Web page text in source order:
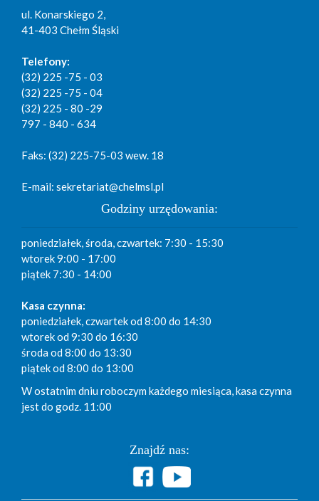
ul. Konarskiego 2,
41-403 Chełm Śląski
Telefony:
(32) 225 -75 - 03
(32) 225 -75 - 04
(32) 225 - 80 -29
797 - 840 - 634
Faks: (32) 225-75-03 wew. 18
E-mail: sekretariat@chelmsl.pl
Godziny urzędowania:
poniedziałek, środa, czwartek: 7:30 - 15:30
wtorek 9:00 - 17:00
piątek 7:30 - 14:00
Kasa czynna:
poniedziałek, czwartek od 8:00 do 14:30
wtorek od 9:30 do 16:30
środa od 8:00 do 13:30
piątek od 8:00 do 13:00
W ostatnim dniu roboczym każdego miesiąca, kasa czynna
jest do godz. 11:00
Znajdź nas: